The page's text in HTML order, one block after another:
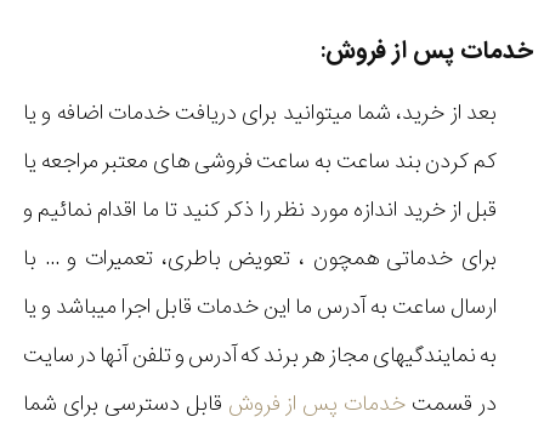
خدمات پس از فروش:
بعد از خرید، شما میتوانید برای دریافت خدمات اضافه و یا
کم کردن بند ساعت به ساعت فروشی های معتبر مراجعه یا
قبل از خرید اندازه مورد نظر را ذکر کنید تا ما اقدام نمائیم و
برای خدماتی همچون ، تعویض باطری، تعمیرات و ... با
ارسال ساعت به آدرس ما این خدمات قابل اجرا میباشد و یا
به نمایندگیهای مجاز هر برند که آدرس و تلفن آنها در سایت
در قسمت خدمات پس از فروش قابل دسترسی برای شما